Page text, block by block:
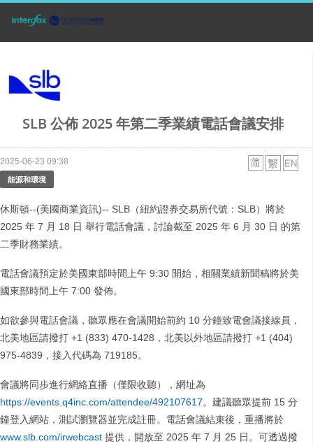
SLB 公佈 2025 年第二季業績電話會議安排
2025-06-23 09:38
能源和環境
休斯頓--(美國商業資訊)-- SLB（紐約證券交易所代號：SLB）將於
2025 年 7 月 18 日 舉行電話會議，討論截至 2025 年 6 月 30 日 的第
二季財務業績。
電話會議預定於美國東部時間上午 9:30 開始，相關業績新聞稿將於美
國東部時間上午 7:00 發佈。
如欲參與電話會議，聽眾應在會議開始前約 10 分鐘致電會議接線員，
北美地區請撥打 +1 (833) 470-1428，北美以外地區請撥打 +1 (404)
975-4839，接入代碼為 719185。
會議將同步進行網絡直播（僅限收聽），網址為
https://events.q4inc.com/attendee/492107617。建議聽眾提前 15 分
鐘登入網站，測試瀏覽器並完成註冊。電話會議結束後，重播將於
www.slb.com/irwebcast 提供，開放至 2025 年 7 月 25 日。可透過撥